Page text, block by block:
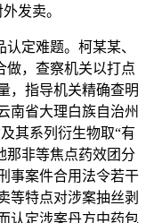
发卖。
定难题。柯某某、
做，查察机关以打点
，指导机关精确查明
南省大理白族自治州
其系列衍生物取“有
那非等焦点药效团分
事案件合用法令若干
等特点对涉案抽丝剥
认定涉案丹方中药包